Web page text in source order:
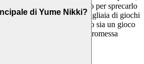
tuo tempo è troppo prezioso per sprecarlo
eccezionale. Non troverai migliaia di giochi
perché crediamo sia un gioco
tempo. Questa è la nostra promessa
di Yume Nikki?